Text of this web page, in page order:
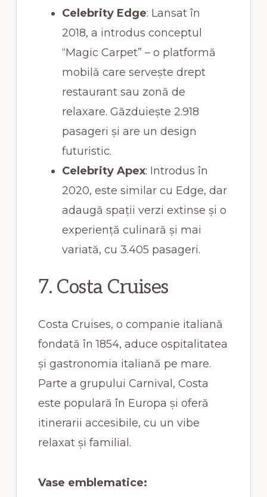
Celebrity Edge: Lansat în
2018, a introdus conceptul
“Magic Carpet” – o platformă
mobilă care servește drept
restaurant sau zonă de
relaxare. Găzduiește 2.918
pasageri și are un design
futuristic.
Celebrity Apex: Introdus în
2020, este similar cu Edge, dar
adaugă spații verzi extinse și o
experiență culinară și mai
variată, cu 3.405 pasageri.
7. Costa Cruises
Costa Cruises, o companie italiană
fondată în 1854, aduce ospitalitatea
și gastronomia italiană pe mare.
Parte a grupului Carnival, Costa
este populară în Europa și oferă
itinerarii accesibile, cu un vibe
relaxat și familial.
Vase emblematice: